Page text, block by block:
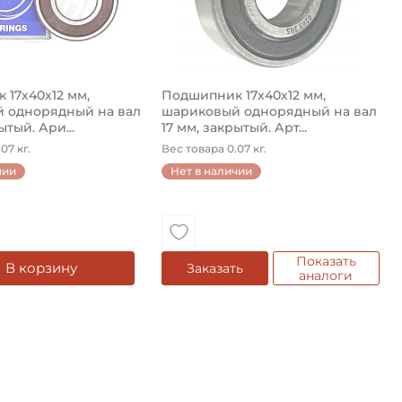
мм,
однорядный на вал
Ари...
кг.
В корзину
Подшипник 17х40х12 мм,
шариковый однорядный на вал
17 мм, закрытый. Арт...
Вес товара 0.07 кг.
Нет в наличии
Заказать
Показать
аналоги